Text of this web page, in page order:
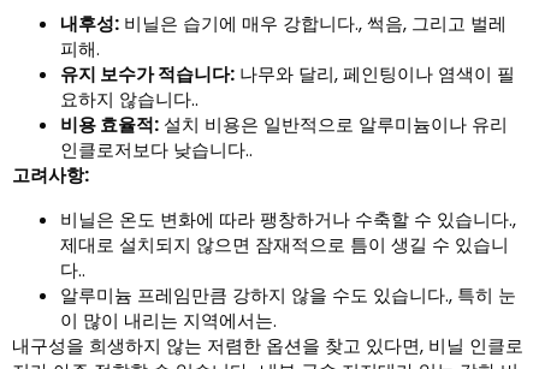
내후성: 비닐은 습기에 매우 강합니다., 썩음, 그리고 벌레
피해.
유지 보수가 적습니다: 나무와 달리, 페인팅이나 염색이 필
요하지 않습니다..
비용 효율적: 설치 비용은 일반적으로 알루미늄이나 유리
인클로저보다 낮습니다..
고려사항:
비닐은 온도 변화에 따라 팽창하거나 수축할 수 있습니다.,
제대로 설치되지 않으면 잠재적으로 틈이 생길 수 있습니
다..
알루미늄 프레임만큼 강하지 않을 수도 있습니다., 특히 눈
이 많이 내리는 지역에서는.
내구성을 희생하지 않는 저렴한 옵션을 찾고 있다면, 비닐 인클로